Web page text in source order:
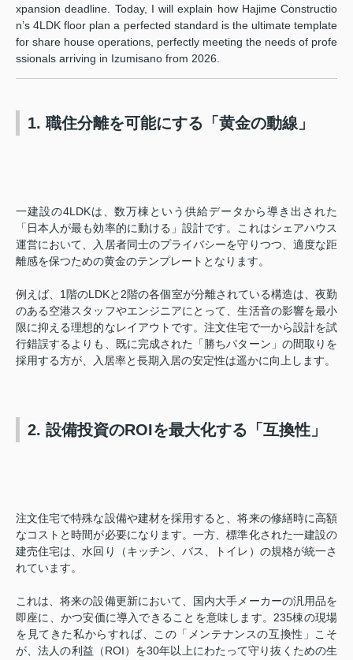
xpansion deadline. Today, I will explain how Hajime Constructio
n’s 4LDK floor plan a perfected standard is the ultimate template
for share house operations, perfectly meeting the needs of profe
ssionals arriving in Izumisano from 2026.
1. 職住分離を可能にする「黄金の動線」
一建設の4LDKは、数万棟という供給データから導き出された
「日本人が最も効率的に動ける」設計です。これはシェアハウス
運営において、入居者同士のプライバシーを守りつつ、適度な距
離感を保つための黄金のテンプレートとなります。
例えば、1階のLDKと2階の各個室が分離されている構造は、夜勤
のある空港スタッフやエンジニアにとって、生活音の影響を最小
限に抑える理想的なレイアウトです。注文住宅で一から設計を試
行錯誤するよりも、既に完成された「勝ちパターン」の間取りを
採用する方が、入居率と長期入居の安定性は遥かに向上します。
2. 設備投資のROIを最大化する「互換性」
注文住宅で特殊な設備や建材を採用すると、将来の修繕時に高額
なコストと時間が必要になります。一方、標準化された一建設の
建売住宅は、水回り（キッチン、バス、トイレ）の規格が統一さ
れています。
これは、将来の設備更新において、国内大手メーカーの汎用品を
即座に、かつ安価に導入できることを意味します。235棟の現場
を見てきた私からすれば、この「メンテナンスの互換性」こそ
が、法人の利益（ROI）を30年以上にわたって守り抜くための生